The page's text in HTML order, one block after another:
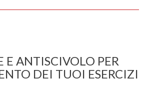
E ANTISCIVOLO PER
DEI TUOI ESERCIZI